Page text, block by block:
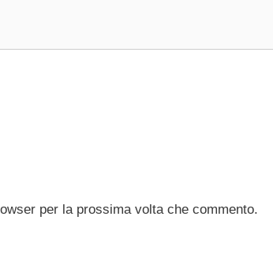
per la prossima volta che commento.